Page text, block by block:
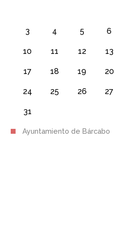
3 4 5 6
10 11 12 13
17 18 19 20
24 25 26 27
31
Ayuntamiento de Bárcabo